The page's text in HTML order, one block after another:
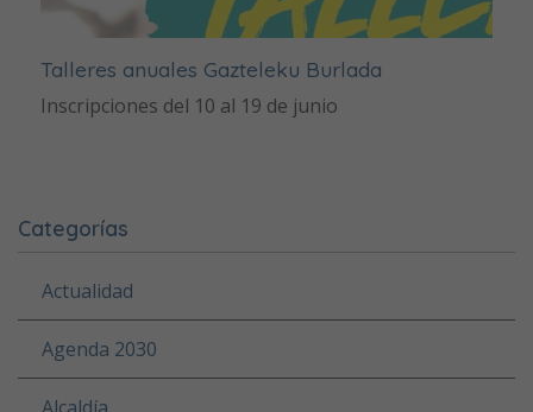
Talleres anuales Gazteleku Burlada
Inscripciones del 10 al 19 de junio
Categorías
Actualidad
Agenda 2030